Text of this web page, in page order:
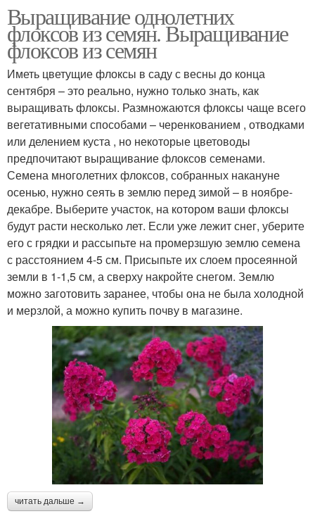
Выращивание однолетних
флоксов из семян. Выращивание
флоксов из семян
Иметь цветущие флоксы в саду с весны до конца
сентября – это реально, нужно только знать, как
выращивать флоксы. Размножаются флоксы чаще всего
вегетативными способами – черенкованием , отводками
или делением куста , но некоторые цветоводы
предпочитают выращивание флоксов семенами.
Семена многолетних флоксов, собранных накануне
осенью, нужно сеять в землю перед зимой – в ноябре-
декабре. Выберите участок, на котором ваши флоксы
будут расти несколько лет. Если уже лежит снег, уберите
его с грядки и рассыпьте на промерзшую землю семена
с расстоянием 4-5 см. Присыпьте их слоем просеянной
земли в 1-1,5 см, а сверху накройте снегом. Землю
можно заготовить заранее, чтобы она не была холодной
и мерзлой, а можно купить почву в магазине.
читать дальше →